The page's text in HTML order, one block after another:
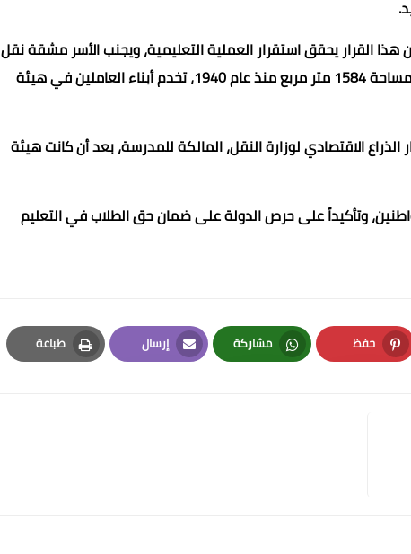
هذا القرار يحقق استقرار العملية التعليمية، ويجنب الأسر مشقة نقل
الطلاب لمناطق بعيدة. موضحاً أن المدرسة، الواقعة على مساحة 1584 متر مربع منذ عام 1940، تخدم أبناء العاملين في هيئة
الاقتصادي لوزارة النقل، المالكة للمدرسة، بعد أن كانت هيئة
وتأكيداً على حرص الدولة على ضمان حق الطلاب في التعليم
حفظ
Pinterest
مشاركة
Whatsapp
إرسال
Email
طباعة
Print